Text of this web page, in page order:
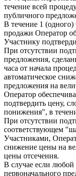
течение всей
публичного
В течение 1 (одного)
продажи Оператор
Участнику
При отсутствии
предложения,
часа от начала
автоматическое
предложения на
Оператор
подтвердить цену,
понижения", в
При отсутствии
соответствующем
Участниками,
снижение цены на
цены отсечения.
В случае если любой
первоначального